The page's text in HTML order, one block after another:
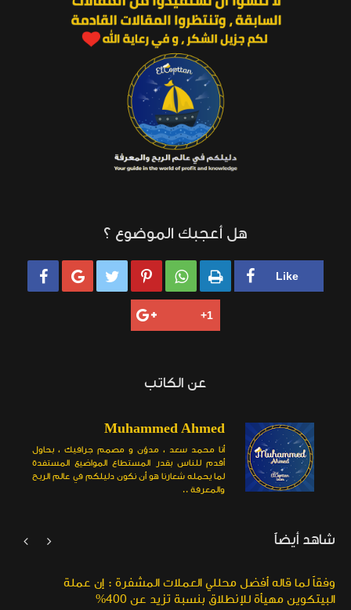
هل أعجبك الموضوع ؟
     
عن الكاتب
Muhammed Ahmed
أنا محمد سعد ، مدوّن و مصمم جرافيك ، بحاول
أقدم للناس بقدر المستطاع المواضيع المستفدة
لما يحمله شعارنا هو أن نكون دليلكم في عالم الربح
والمعرفة ..
شاهد أيضاً
وفقاً لما قاله أفضل محللي العملات المشفرة : إن عملة
البيتكوين مهيأة للإنطلاق بنسبة تزيد عن 400%

